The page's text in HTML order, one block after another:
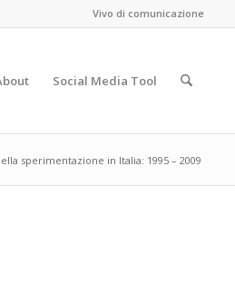
Vivo di comunicazione
Social Media Tool
sperimentazione in Italia: 1995 – 2009